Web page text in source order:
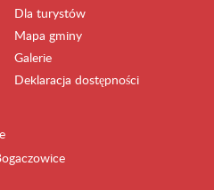
Dla turystów
Mapa gminy
Galerie
Deklaracja dostępności